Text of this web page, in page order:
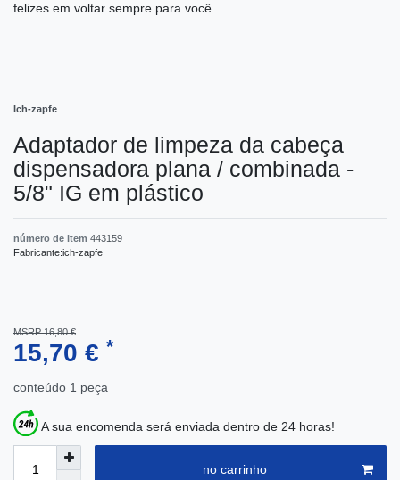
felizes em voltar sempre para você.
Ich-zapfe
Adaptador de limpeza da cabeça
dispensadora plana / combinada -
5/8" IG em plástico
número de item 443159
Fabricante:ich-zapfe
MSRP 16,80 €
15,70 € *
conteúdo 1 peça
A sua encomenda será enviada dentro de 24 horas!
no carrinho